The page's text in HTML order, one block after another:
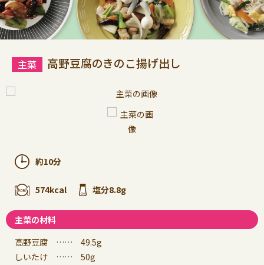
高野豆腐のきのこ揚げ出し
約10分
574kcal 塩分8.8g
主菜の材料
高野豆腐 …… 49.5g
しいたけ …… 50g